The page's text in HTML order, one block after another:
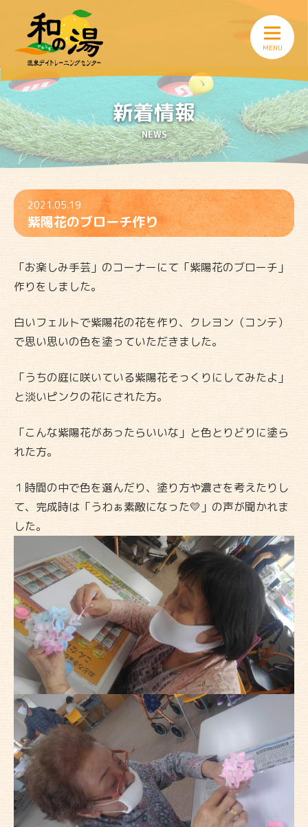
新着情報
NEWS
2021.05.19
紫陽花のブローチ作り
「お楽しみ手芸」のコーナーにて「紫陽花のブローチ」
作りをしました。
白いフェルトで紫陽花の花を作り、クレヨン（コンテ）
で思い思いの色を塗っていただきました。
「うちの庭に咲いている紫陽花そっくりにしてみたよ」
と淡いピンクの花にされた方。
「こんな紫陽花があったらいいな」と色とりどりに塗ら
れた方。
１時間の中で色を選んだり、塗り方や濃さを考えたりし
て、完成時は「うわぁ素敵になった💛」の声が聞かれま
した。